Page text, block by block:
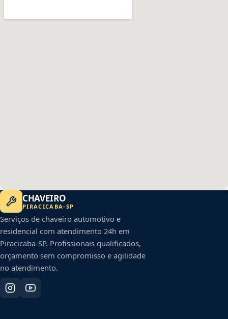
CHAVEIRO
PIRACICABA-SP
Serviços de chaveiro automotivo e
residencial com atendimento 24h em
Piracicaba-SP. Profissionais qualificados,
orçamento sem compromisso e agilidade
no atendimento.